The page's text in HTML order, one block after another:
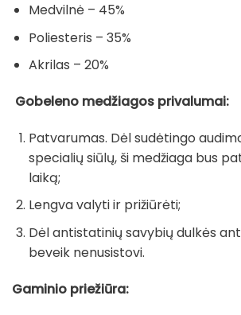
Medvilnė – 45%
Poliesteris – 35%
Akrilas – 20%
Gobeleno medžiagos privalumai:
Patvarumas. Dėl sudėtingo
specialių siūlų, ši medžiaga bus
laiką;
Lengva valyti ir prižiūrėti;
Dėl antistatinių savybių dulkės
beveik nenusistovi.
Gaminio priežiūra: